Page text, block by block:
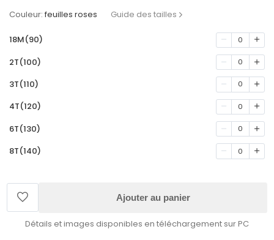
Couleur: feuilles roses Guide des tailles
18M(90) 0
2T(100) 0
3T(110) 0
4T(120) 0
6T(130) 0
8T(140) 0
Ajouter au panier
Détails et images disponibles en téléchargement sur PC